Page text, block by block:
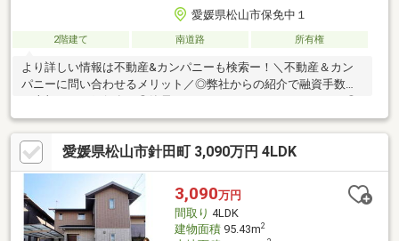
愛媛県松山市保免中１
2階建て 南道路 所有権
より詳しい情報は不動産&カンパニーも検索ー！＼不動産＆カン
パニーに問い合わせるメリット／◎弊社からの紹介で融資手数料
が半額になる銀行有！◎簡易ホームインスペクションします！◎
追加工事の提案と価格に自信があります！◎金額的に最小限で済
む買い方教えます！◎他社掲載の物件も含んでご案内ツアー可
能！物件を比較できます！◎楽しい！ってよく言われます(^^)/弊
社のHPにも書ききれない情報公開しておりますので、詳しくはそ
ちらもご覧ください
愛媛県松山市針田町 3,090万円 4LDK
3,090万円
間取り 4LDK
建物面積95.43m2